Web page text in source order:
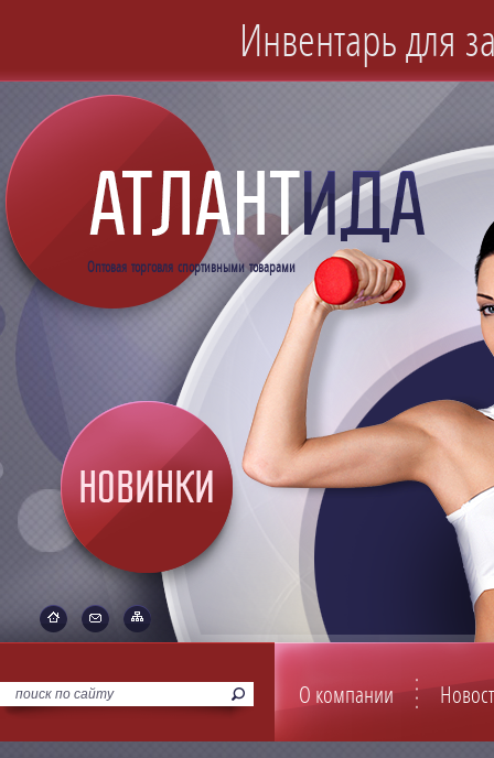
О компании
Инвентарь для
Оптовая торговля спортивными товарами